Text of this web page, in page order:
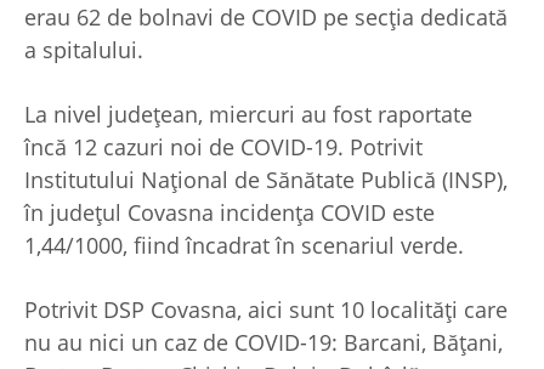
erau 62 de bolnavi de COVID pe secția dedicată
a spitalului.
La nivel județean, miercuri au fost raportate
încă 12 cazuri noi de COVID-19. Potrivit
Institutului Național de Sănătate Publică (INSP),
în județul Covasna incidența COVID este
1,44/1000, fiind încadrat în scenariul verde.
Potrivit DSP Covasna, aici sunt 10 localități care
nu au nici un caz de COVID-19: Barcani, Bățani,